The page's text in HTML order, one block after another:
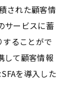
された顧客情
サービスに蓄
することがで
して顧客情報
を導入した